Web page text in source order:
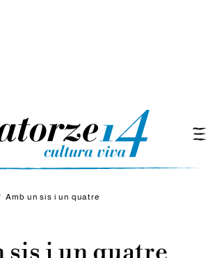
Amb un sis i un quatre